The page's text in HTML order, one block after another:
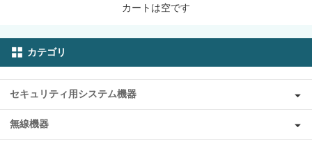
カートは空です
カテゴリ
セキュリティ用システム機器
無線機器